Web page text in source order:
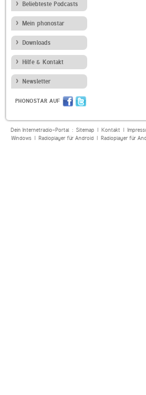
Beliebteste Podcasts
Mein phonostar
Downloads
Hilfe & Kontakt
Newsletter
PHONOSTAR AUF
Dein Internetradio-Portal : Sitemap| Kontakt|
Windows| Radioplayer für Android| Radioplayer für